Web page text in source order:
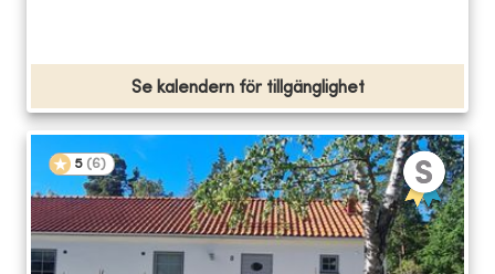
Se kalendern för tillgänglighet
5 (6)